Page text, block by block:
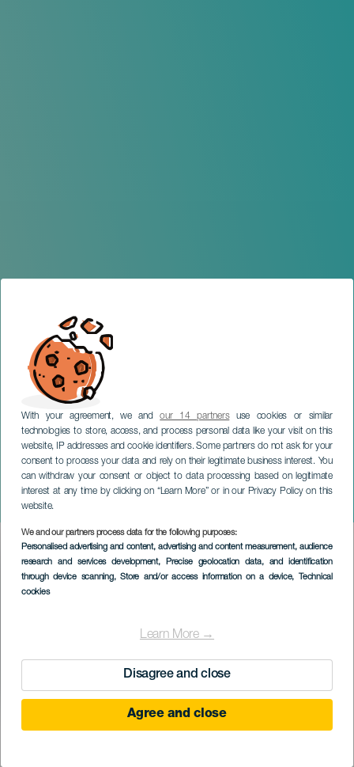
With your agreement, we andour 14 partnersuse cookies or similar
technologies to store, access, and process personal data like your visit on this
website, IP addresses and cookie identifiers. Some partners do not ask for your
consent to process your data and rely on their legitimate business interest. You
can withdraw your consent or object to data processing based on legitimate
interest at any time by clicking on “Learn More” or in our Privacy Policy on this
website.
We and our partners process data for the following purposes:
Personalised advertising and content, advertising and content measurement, audience
research and services development, Precise geolocation data, and identification
through device scanning, Store and/or access information on a device, Technical
cookies
Learn More →
Disagree and close
Agree and close
Boleros New Sounds
TENERIFE
Imagen
Listado